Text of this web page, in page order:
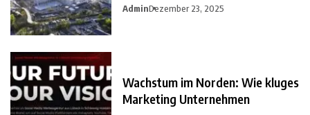
AdminDezember 23, 2025
Wachstum im Norden: Wie kluges
Marketing Unternehmen